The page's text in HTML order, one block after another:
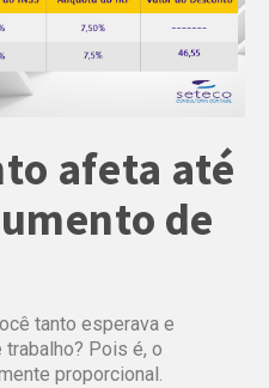
afeta até
de
tanto esperava e
Pois é, o
proporcional.